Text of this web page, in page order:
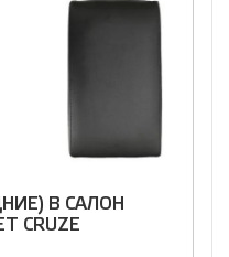
В САЛОН
CRUZE